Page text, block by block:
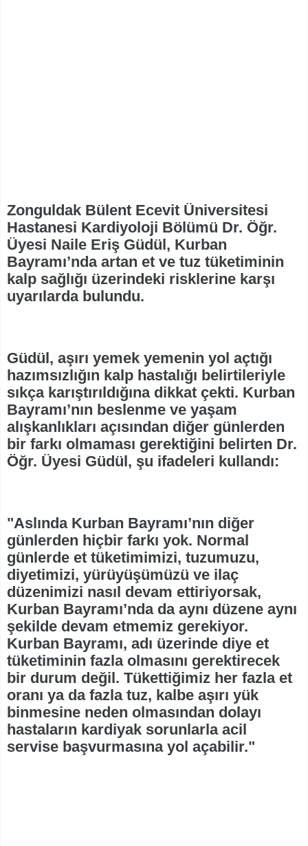
Zonguldak Bülent Ecevit Üniversitesi
Hastanesi Kardiyoloji Bölümü Dr. Öğr.
Üyesi Naile Eriş Güdül, Kurban
Bayramı’nda artan et ve tuz tüketiminin
kalp sağlığı üzerindeki risklerine karşı
uyarılarda bulundu.
Güdül, aşırı yemek yemenin yol açtığı
hazımsızlığın kalp hastalığı belirtileriyle
sıkça karıştırıldığına dikkat çekti. Kurban
Bayramı’nın beslenme ve yaşam
alışkanlıkları açısından diğer günlerden
bir farkı olmaması gerektiğini belirten Dr.
Öğr. Üyesi Güdül, şu ifadeleri kullandı:
"Aslında Kurban Bayramı’nın diğer
günlerden hiçbir farkı yok. Normal
günlerde et tüketimimizi, tuzumuzu,
diyetimizi, yürüyüşümüzü ve ilaç
düzenimizi nasıl devam ettiriyorsak,
Kurban Bayramı’nda da aynı düzene aynı
şekilde devam etmemiz gerekiyor.
Kurban Bayramı, adı üzerinde diye et
tüketiminin fazla olmasını gerektirecek
bir durum değil. Tükettiğimiz her fazla et
oranı ya da fazla tuz, kalbe aşırı yük
binmesine neden olmasından dolayı
hastaların kardiyak sorunlarla acil
servise başvurmasına yol açabilir."